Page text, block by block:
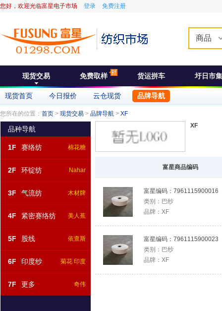
您好，欢迎光临富星电子市场 登录 免费注册
商品
现货交易 免费取样 货运拼车 圩日市集
现货首页 今日报价 云仓现货 品牌导航
您所在的位置： 首页 > 现货交易 > 品牌导航 > XF
品种导航
1F 赛络纺 棉花糖
2F 环锭纺 Nahar
3F 气流纺 木材牌
4F 紧密赛络纺 美人蕉
5F 股线 依查斯
6F 印度纱 菊花 印度
7F 更多 奇伟
XF
富星商品编码
富星编码： 7961115900016
类别： 巴纱
品牌： XF
富星编码： 7961115900023
类别： 巴纱
品牌： XF